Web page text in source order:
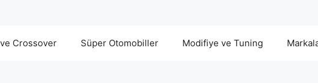
Crossover Süper Otomobiller Modifiye ve Tuning